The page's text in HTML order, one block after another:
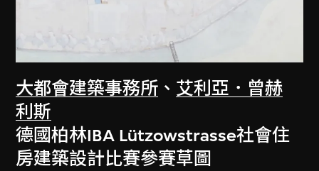
大都會建築事務所 、 艾利亞．曾赫
利斯
德國柏林IBA Lützowstrasse社會住
房建築設計比賽參賽草圖